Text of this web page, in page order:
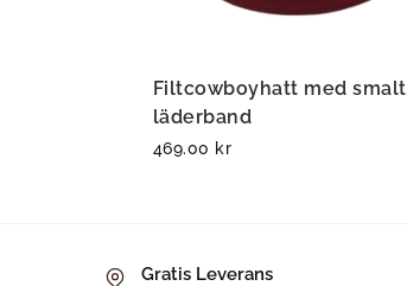
Filtcowboyhatt med smalt
läderband
469.00 kr
Gratis Leverans